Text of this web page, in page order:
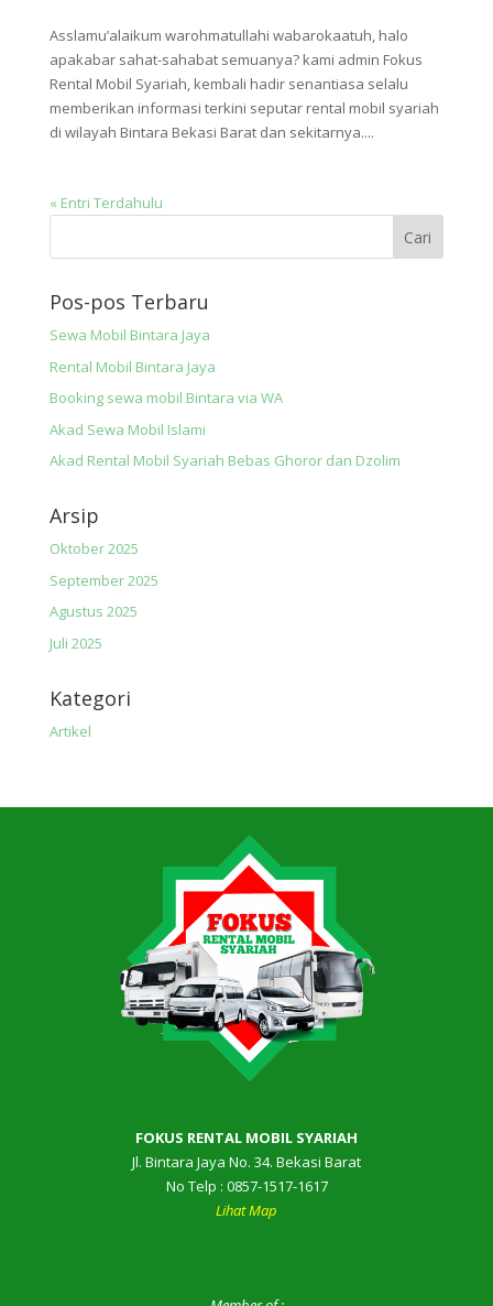
Asslamu’alaikum warohmatullahi wabarokaatuh, halo
apakabar sahat-sahabat semuanya? kami admin Fokus
Rental Mobil Syariah, kembali hadir senantiasa selalu
memberikan informasi terkini seputar rental mobil syariah
di wilayah Bintara Bekasi Barat dan sekitarnya....
« Entri Terdahulu
Pos-pos Terbaru
Sewa Mobil Bintara Jaya
Rental Mobil Bintara Jaya
Booking sewa mobil Bintara via WA
Akad Sewa Mobil Islami
Akad Rental Mobil Syariah Bebas Ghoror dan Dzolim
Arsip
Oktober 2025
September 2025
Agustus 2025
Juli 2025
Kategori
Artikel
FOKUS RENTAL MOBIL SYARIAH
Jl. Bintara Jaya No. 34. Bekasi Barat
No Telp : 0857-1517-1617
Lihat Map